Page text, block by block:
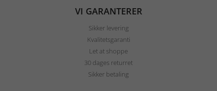
VI GARANTERER
Sikker levering
Kvalitetsgaranti
Let at shoppe
30 dages returret
Sikker betaling